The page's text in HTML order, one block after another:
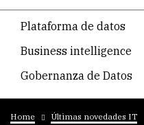
Navegacion
temática
principal
Plataforma de datos
Business intelligence
Gobernanza de Datos
Breadcrumb
Home Últimas novedades IT